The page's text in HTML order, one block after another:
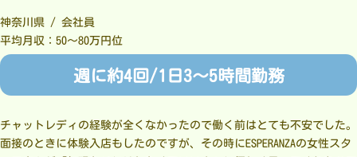
神奈川県 / 会社員
平均月収：50～80万円位
週に約4回/1日3～5時間勤務
チャットレディの経験が全くなかったので働く前はとても不安でした。
面接のときに体験入店もしたのですが、その時にESPERANZAの女性スタ